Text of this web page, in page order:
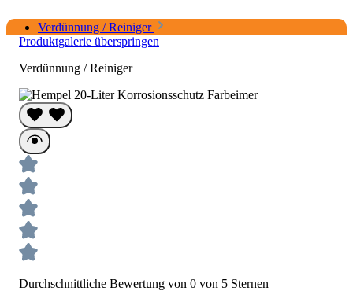
Verdünnung / Reiniger
Produktgalerie überspringen
Verdünnung / Reiniger
Durchschnittliche Bewertung von 0 von 5 Sternen